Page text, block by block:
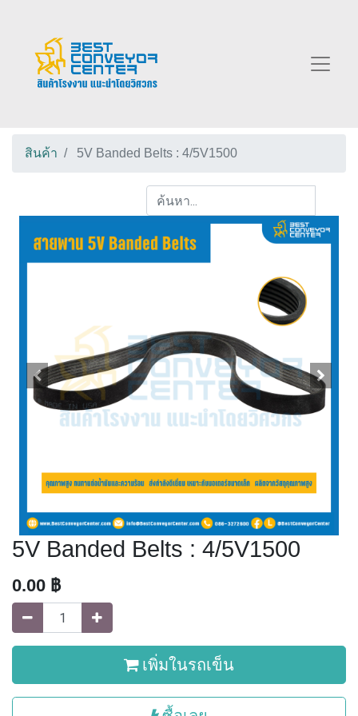
สินค้า 5V Banded Belts : 4/5V1500
5V Banded Belts : 4/5V1500
0.00 ฿
เพิ่มในรถเข็น